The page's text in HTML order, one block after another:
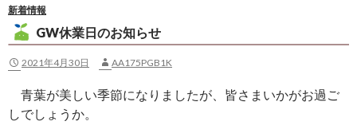
テ
ン
ツ
へ
移
新着情報
GW休業日のお知らせ
2021年4月30日 AA175PGB1K
青葉が美しい季節になりましたが、皆さまいかがお過ご
しでしょうか。